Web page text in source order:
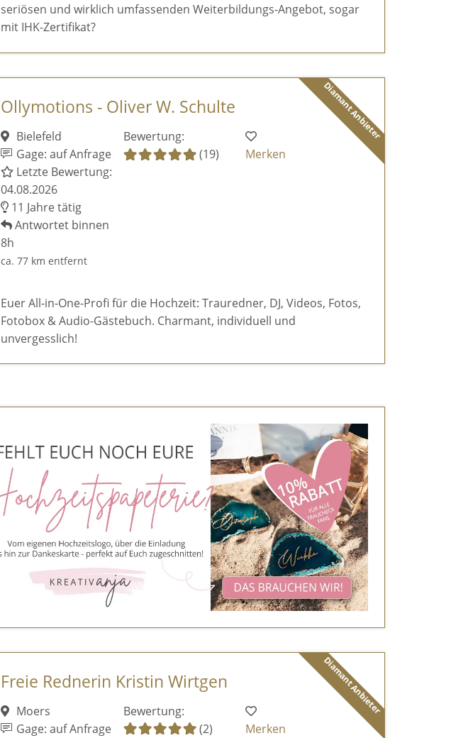
seriösen und wirklich umfassenden Weiterbildungs-Angebot, sogar
mit IHK-Zertifikat?
Diamant Anbieter
Ollymotions - Oliver W. Schulte
Bielefeld
Gage: auf Anfrage
Letzte Bewertung:
04.08.2026
11 Jahre tätig
Antwortet binnen
8h
ca. 77 km entfernt
Bewertung:
(19)
Merken
Euer All-in-One-Profi für die Hochzeit: Trauredner, DJ, Videos, Fotos,
Fotobox & Audio-Gästebuch. Charmant, individuell und
unvergesslich!
Diamant Anbieter
Freie Rednerin Kristin Wirtgen
Moers
Gage: auf Anfrage
Bewertung:
(2)
Merken